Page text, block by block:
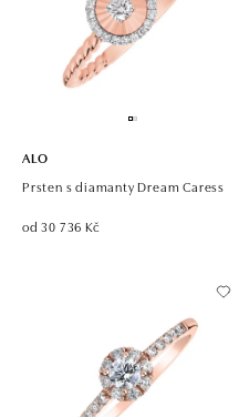
ALO
Prsten s diamanty Dream Caress
od 30 736 Kč